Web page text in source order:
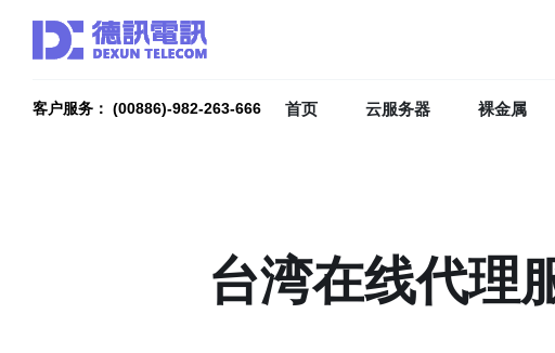
客户服务： (00886)-982-263-666 首页 云服务器 裸金属
台湾在线代理